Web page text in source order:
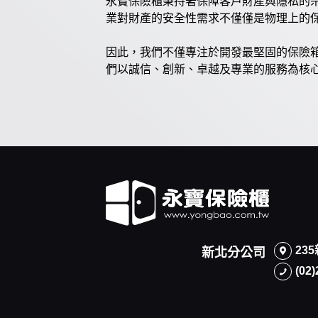
業對財產的安全性需求不僅僅是物理上的
因此，我們不僅專注於開發最堅固的保
們以誠信、創新、卓越及專業的服務為核
新北分公司
235